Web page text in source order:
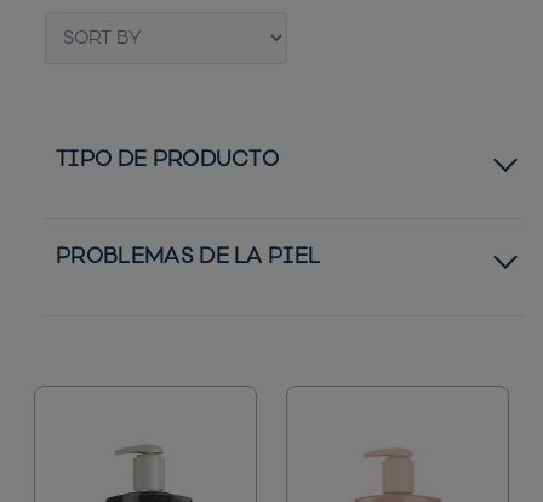
TIPO DE PRODUCTO
PROBLEMAS DE LA PIEL
Piel Normal a Grasa
Granos y Espinillas